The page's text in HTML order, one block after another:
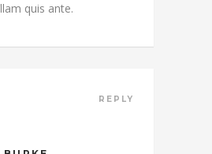
quis ante.
REPLY